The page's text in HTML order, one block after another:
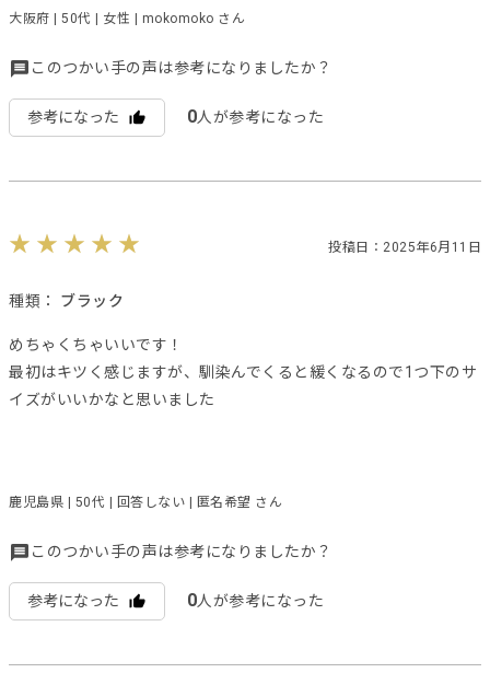
大阪府 | 50代 | 女性 | mokomoko さん
このつかい手の声は参考になりましたか？
参考になった 0人が参考になった
投稿日：2025年6月11日
種類： ブラック
めちゃくちゃいいです！
最初はキツく感じますが、馴染んでくると緩くなるので1つ下のサ
イズがいいかなと思いました
鹿児島県 | 50代 | 回答しない | 匿名希望 さん
このつかい手の声は参考になりましたか？
参考になった 0人が参考になった